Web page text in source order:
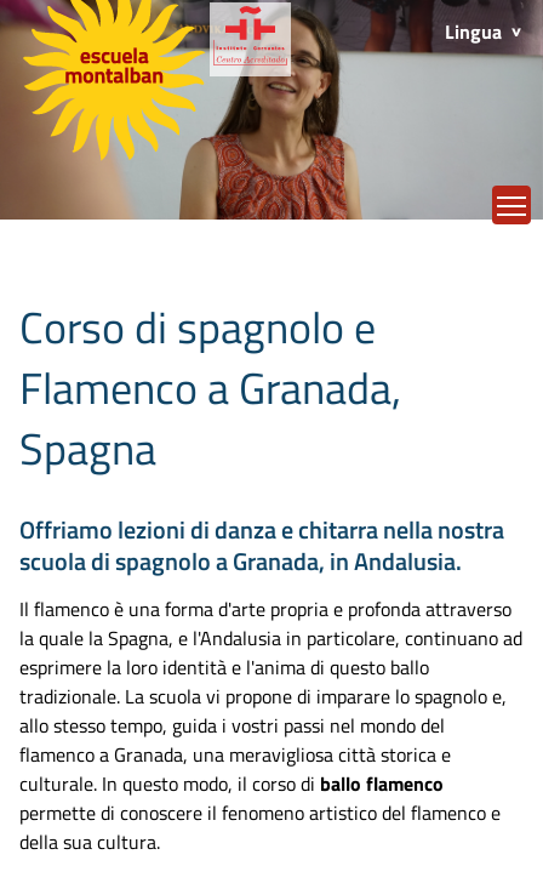
Lingua
Corso di spagnolo e
Flamenco a Granada,
Spagna
Offriamo lezioni di danza e chitarra nella nostra
scuola di spagnolo a Granada, in Andalusia.
Il flamenco è una forma d'arte propria e profonda attraverso
la quale la Spagna, e l'Andalusia in particolare, continuano ad
esprimere la loro identità e l'anima di questo ballo
tradizionale. La scuola vi propone di imparare lo spagnolo e,
allo stesso tempo, guida i vostri passi nel mondo del
flamenco a Granada, una meravigliosa città storica e
culturale. In questo modo, il corso di ballo flamenco
permette di conoscere il fenomeno artistico del flamenco e
della sua cultura.